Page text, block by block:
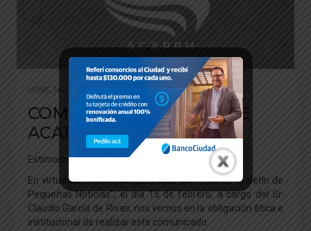
HOME, NOTICIAS
COMUNICADO OFICIAL DE
ACAPPH
Estimados Socios y Amigos,
En virtud del artículo de publicado por el portal “Boletín de
Pequeñas Noticias”, el día 15 de febrero, a cargo del Sr.
Claudio García de Rivas, nos vemos en la obligación ética e
institucional de realizar este comunicado.